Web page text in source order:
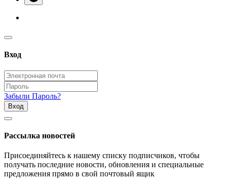
Вход
Забыли Пароль?
Вход
Рассылка новостей
Присоединяйтесь к нашему списку подписчиков, чтобы
получать последние новости, обновления и специальные
предложения прямо в свой почтовый ящик